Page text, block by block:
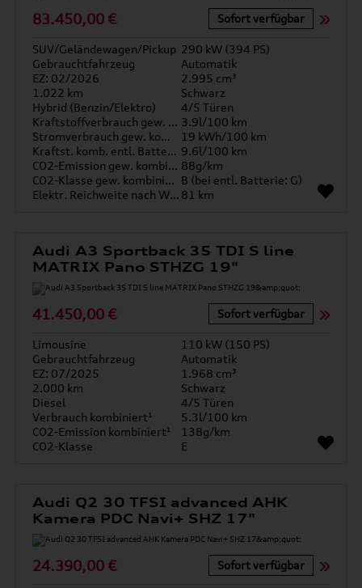
83.450,00 € Sofort verfügbar
SUV/Geländewagen/Pickup 290 kW (394 PS)
Gebrauchtfahrzeug
Automatik
EZ: 02/2026
2.995 cm³
1.022 km
Schwarz
Hybrid (Benzin/Elektro)
4/5 Türen
Kraftstoffverbrauch gew. kombiniert 3.9l/100 km
Stromverbrauch gew. kombiniert
19 kWh/100 km
Kraftst. komb. entl. Batterie 9.6l/100 km
CO2-Emission gew. kombiniert 88g/km
CO2-Klasse gew. kombiniert B (bei entl. Batterie: G)
Elektr. Reichweite nach WLTP* 81 km
Audi A3 Sportback 35 TDI S line
MATRIX Pano STHZG 19"
41.450,00 € Sofort verfügbar
Limousine
110 kW (150 PS)
Gebrauchtfahrzeug
Automatik
EZ: 07/2025
1.968 cm³
2.000 km
Schwarz
Diesel
4/5 Türen
Verbrauch kombiniert¹
5.3l/100 km
CO2-Emission kombiniert¹
138g/km
CO2-Klasse
E
Audi Q2 30 TFSI advanced AHK
Kamera PDC Navi+ SHZ 17"
24.390,00 € Sofort verfügbar